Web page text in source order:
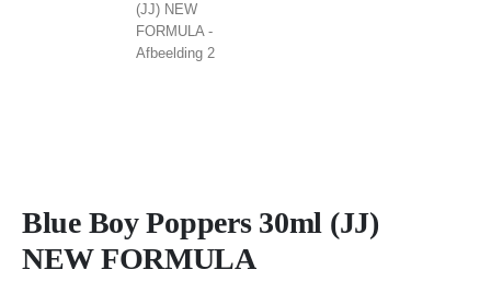
Blue Boy Poppers 30ml (JJ)
NEW FORMULA